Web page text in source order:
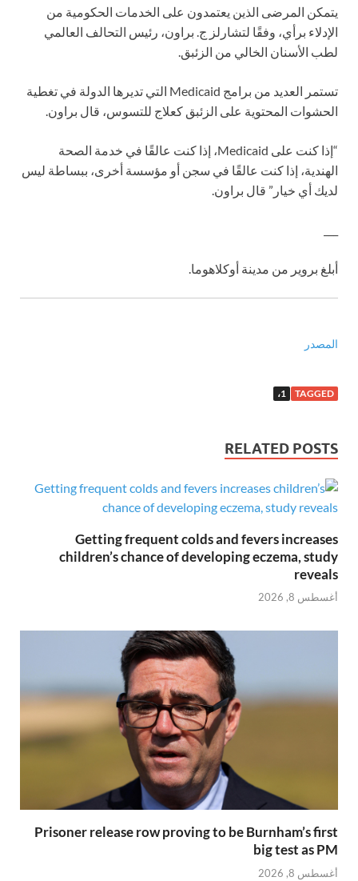
يتمكن المرضى الذين يعتمدون على الخدمات الحكومية من
الإدلاء برأي، وفقًا لتشارلز ج. براون، رئيس التحالف العالمي
لطب الأسنان الخالي من الزئبق.
تستمر العديد من برامج Medicaid التي تديرها الدولة في تغطية
الحشوات المحتوية على الزئبق كعلاج للتسوس، قال براون.
“إذا كنت على Medicaid، إذا كنت عالقًا في خدمة الصحة
الهندية، إذا كنت عالقًا في سجن أو مؤسسة أخرى، ببساطة ليس
لديك أي خيار” قال براون.
أبلغ بروير من مدينة أوكلاهوما.
المصدر
TAGGED 1،
RELATED POSTS
Getting frequent colds and fevers increases
children’s chance of developing eczema, study
reveals
أغسطس 8, 2026
Prisoner release row proving to be Burnham’s first
big test as PM
أغسطس 8, 2026